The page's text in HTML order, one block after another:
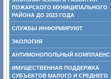
ПОЖАРСКОГО МУНИЦИПАЛЬНОГО
РАЙОНА ДО 2023 ГОДА
СЛУЖБЫ ИНФОРМИРУЮТ
ЭКОЛОГИЯ
АНТИМОНОПОЛЬНЫЙ КОМПЛАЕНС
ИМУЩЕСТВЕННАЯ ПОДДЕРЖКА
СУБЪЕКТОВ МАЛОГО И СРЕДНЕГО